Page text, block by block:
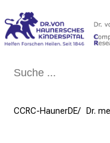
CCRC-HaunerDE Dr.